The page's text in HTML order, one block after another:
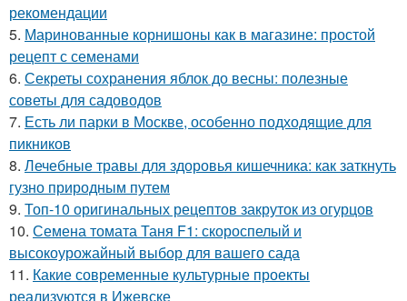
рекомендации
5. Маринованные корнишоны как в магазине: простой
рецепт с семенами
6. Секреты сохранения яблок до весны: полезные
советы для садоводов
7. Есть ли парки в Москве, особенно подходящие для
пикников
8. Лечебные травы для здоровья кишечника: как заткнуть
гузно природным путем
9. Топ-10 оригинальных рецептов закруток из огурцов
10. Семена томата Таня F1: скороспелый и
высокоурожайный выбор для вашего сада
11. Какие современные культурные проекты
реализуются в Ижевске